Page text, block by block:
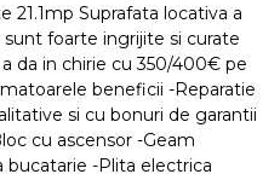
21.1mp Suprafata locativa a
sunt foarte ingrijite si curate
da in chirie cu 350/400€ pe
beneficii -Reparatie
si cu bonuri de garantii
cu ascensor -Geam
bucatarie -Plita electrica